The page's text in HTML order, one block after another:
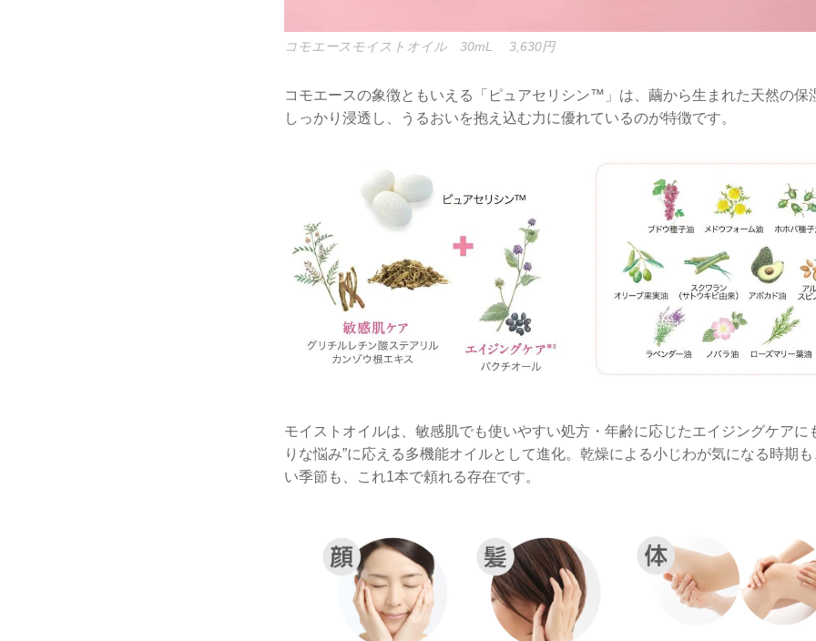
コモエースモイストオイル 30mL 3,630円
コモエースの象徴ともいえる「ピュアセリシン™」は、繭から生まれた天然の保
しっかり浸透し、うるおいを抱え込む力に優れているのが特徴です。
モイストオイルは、敏感肌でも使いやすい処方・年齢に応じたエイジングケアに
りな悩み”に応える多機能オイルとして進化。乾燥による小じわが気になる時期
い季節も、これ1本で頼れる存在です。